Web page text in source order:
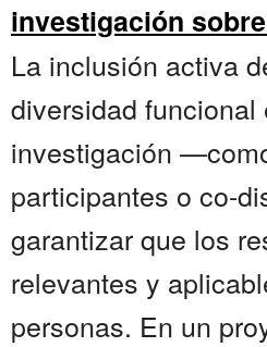
investigación
La inclusión activa
diversidad funcional
investigación
participantes o co-
garantizar que los
relevantes y
personas. En un